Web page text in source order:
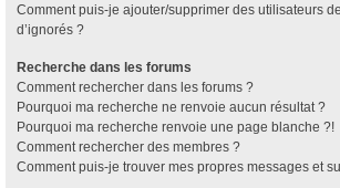
Comment puis-je ajouter/supprimer des utilisateurs
d’ignorés ?
Recherche dans les forums
Comment rechercher dans les forums ?
Pourquoi ma recherche ne renvoie aucun résultat ?
Pourquoi ma recherche renvoie une page blanche ?!
Comment rechercher des membres ?
Comment puis-je trouver mes propres messages et